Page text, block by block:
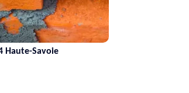
Haute-Savoie